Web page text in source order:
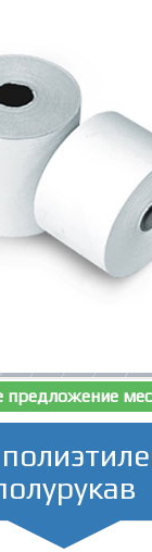
предложение